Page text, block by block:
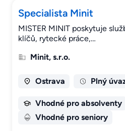
Specialista Minit
MISTER MINIT poskytuje
klíčů, rytecké práce,…
Minit, s.r.o.
Ostrava Plný
Vhodné pro absolventy
Vhodné pro seniory